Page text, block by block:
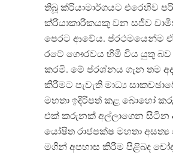
තිබූ ක්රියාමාර්ගයට එරෙහිව
ක්රියාකාරිකයකු වන සජීව
පෙරට ආවේය. ප්රථමයෙන්ම
රටේ ගෞරවය හිමි විය යුතු
කරමි. මේ ප්රශ්නය ගැන තම
කිරීමට පැවැති මාධ්‍ය
මහතා ඉදිරිපත් කළ බොහෝ
එක් කරුනක් අල්ලාගෙන සිටින
යෝෂිත රාජපක්ෂ මහතා අසත්‍ය
මගින් අපහාස කිරීම පිළිබද